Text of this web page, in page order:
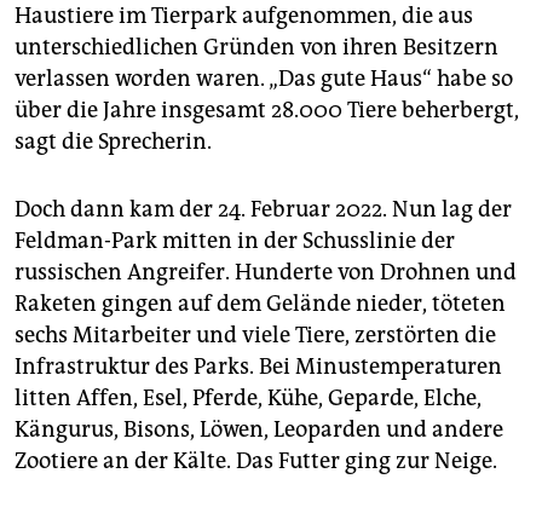
Haustiere im Tierpark aufgenommen, die aus
unterschiedlichen Gründen von ihren Besitzern
verlassen worden waren. „Das gute Haus“ habe so
über die Jahre insgesamt 28.000 Tiere beherbergt,
sagt die Sprecherin.
Doch dann kam der 24. Februar 2022. Nun lag der
Feldman-Park mitten in der Schusslinie der
russischen Angreifer. Hunderte von Drohnen und
Raketen gingen auf dem Gelände nieder, töteten
sechs Mitarbeiter und viele Tiere, zerstörten die
Infrastruktur des Parks. Bei Minustemperaturen
litten Affen, Esel, Pferde, Kühe, Geparde, Elche,
Kängurus, Bisons, Löwen, Leoparden und andere
Zootiere an der Kälte. Das Futter ging zur Neige.